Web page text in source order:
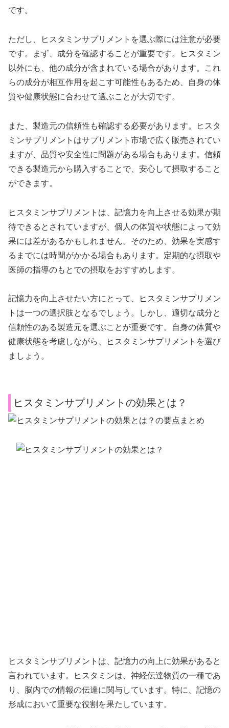
です。
ただし、ヒスタミンサプリメントを選ぶ際には注意が必要
です。まず、成分を確認することが重要です。ヒスタミン
以外にも、他の成分が含まれている場合があります。これ
らの成分が相互作用を起こす可能性もあるため、自身の体
質や健康状態に合わせて選ぶことが大切です。
また、製造元の信頼性も確認する必要があります。ヒスタ
ミンサプリメントはサプリメント市場で広く販売されてい
ますが、品質や安全性に問題がある場合もあります。信頼
できる製造元から購入することで、安心して摂取すること
ができます。
ヒスタミンサプリメントは、記憶力を向上させる効果が期
待できるとされていますが、個人の体質や状態によって効
果には差があるかもしれません。そのため、効果を実感す
るまでには時間がかかる場合もあります。定期的な摂取や
医師の指導のもとでの摂取をおすすめします。
記憶力を向上させたい方にとって、ヒスタミンサプリメン
トは一つの選択肢となるでしょう。しかし、適切な成分と
信頼性のある製造元を選ぶことが重要です。自身の体質や
健康状態を考慮しながら、ヒスタミンサプリメントを選び
ましょう。
ヒスタミンサプリメントの効果とは？
ヒスタミンサプリメントは、記憶力の向上に効果があると
言われています。ヒスタミンは、神経伝達物質の一種であ
り、脳内での情報の伝達に関与しています。特に、記憶の
形成において重要な役割を果たしています。